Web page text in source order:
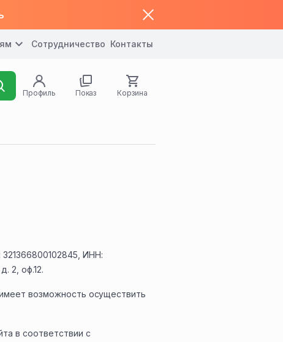
Сотрудничество Контакты
Профиль Показ Корзина
ИНН:
2, оф.12.
возможность осуществить
в соответствии с